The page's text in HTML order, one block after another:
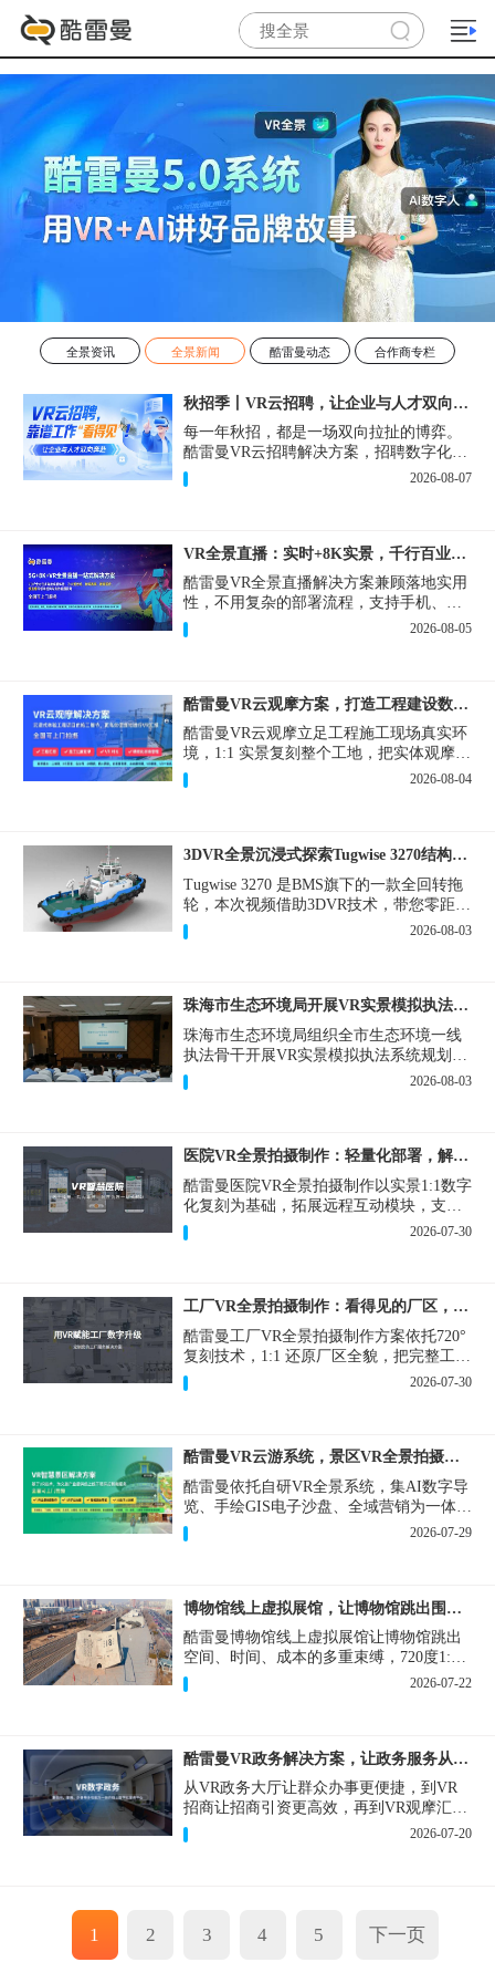
全景资讯 全景新闻 酷雷曼动态 合作商专栏
秋招季丨VR云招聘，让企业与人才双向奔赴！
每一年秋招，都是一场双向拉扯的博弈。
酷雷曼VR云招聘解决方案，招聘数字化的
实用工具，告别“信息博弈”，真正实现企
业与人才双向奔赴。
2026-08-07
VR全景直播：实时+8K实景，千行百业的数字化利器
酷雷曼VR全景直播解决方案兼顾落地实用
性，不用复杂的部署流程，支持手机、网
页多端访问，解决各行各业 “看得见、信
得过、降成本、提转化” 的实际难题。
2026-08-05
酷雷曼VR云观摩方案，打造工程建设数字化观摩新范式
酷雷曼VR云观摩立足工程施工现场真实环
境，1:1 实景复刻整个工地，把实体观摩会
完整搬到云端线上，兼顾线下实体观摩与
线上云观摩双重需求，为施工单位、建设
2026-08-04
3DVR全景沉浸式探索Tugwise 3270结构一览
Tugwise 3270 是BMS旗下的一款全回转拖
轮，本次视频借助3DVR技术，带您零距离
透视这艘拖轮的内外构造，沉浸式探索每
一处细节。
2026-08-03
珠海市生态环境局开展VR实景模拟执法专题培训
珠海市生态环境局组织全市生态环境一线
执法骨干开展VR实景模拟执法系统规划建
设和教学培训，持续推进科技赋能生态环
境执法，夯实队伍办案“基本功”。
2026-08-03
医院VR全景拍摄制作：轻量化部署，解决医患真实痛点
酷雷曼医院VR全景拍摄制作以实景1:1数字
化复刻为基础，拓展远程互动模块，支持
定制，轻量化搭建部署，可挂载在公众
号、官网等线上平台。
2026-07-30
工厂VR全景拍摄制作：看得见的厂区，省下来的成本
酷雷曼工厂VR全景拍摄制作方案依托720°
复刻技术，1:1 还原厂区全貌，把完整工厂
搬进手机、电脑大屏，既是工厂对外拓客
的数字化名片，也是内部管理、人员培训
2026-07-30
酷雷曼VR云游系统，景区VR全景拍摄制作一站式落地
酷雷曼依托自研VR全景系统，集AI数字导
览、手绘GIS电子沙盘、全域营销为一体，
打造从VR全景拍摄制作到成熟VR云游落
地案例。
2026-07-29
博物馆线上虚拟展馆，让博物馆跳出围墙让历史随处可及
酷雷曼博物馆线上虚拟展馆让博物馆跳出
空间、时间、成本的多重束缚，720度1:1
实景复刻的VR数字展厅，已经成为博物馆
数字化刚需新基建。
2026-07-22
酷雷曼VR政务解决方案，让政务服务从“看得见”开始
从VR政务大厅让群众办事更便捷，到VR
招商让招商引资更高效，再到VR观摩汇报
让政务成果更直观，酷雷曼VR政务解决方
案，解锁政务服务新体验，让服务从“看得
2026-07-20
1 2 3 4 5 下一页